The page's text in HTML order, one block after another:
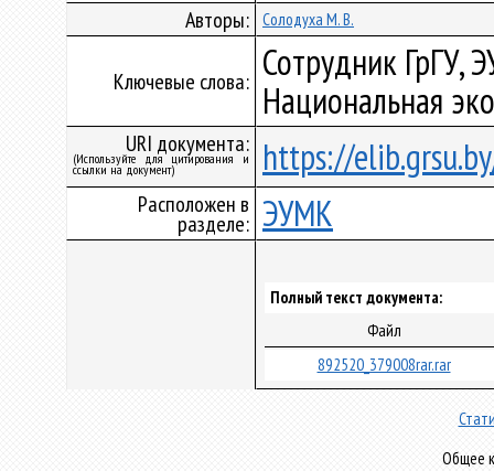
Авторы: Солодуха М. В.
Ключевые слова: Сотрудник ГрГУ,
Национальная
URI документа:
(Используйте для цитирования и
ссылки на документ) https://
Расположен в
разделе: ЭУМК
Полный текст документа:
Файл
892520_379008rar.rar
Общее